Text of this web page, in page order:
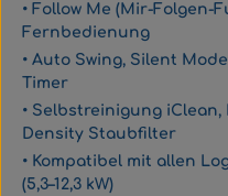
• Follow Me (Mir-Folgen-
Fernbedienung
• Auto Swing, Silent
Timer
• Selbstreinigung iClean,
Density Staubfilter
• Kompatibel mit allen
(5,3–12,3 kW)